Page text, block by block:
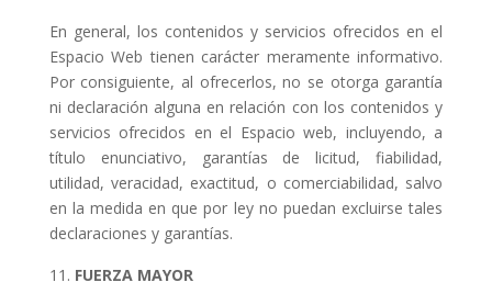
En general, los contenidos y servicios ofrecidos en el
Espacio Web tienen carácter meramente informativo.
Por consiguiente, al ofrecerlos, no se otorga garantía
ni declaración alguna en relación con los contenidos y
servicios ofrecidos en el Espacio web, incluyendo, a
título enunciativo, garantías de licitud, fiabilidad,
utilidad, veracidad, exactitud, o comerciabilidad, salvo
en la medida en que por ley no puedan excluirse tales
declaraciones y garantías.
FUERZA MAYOR